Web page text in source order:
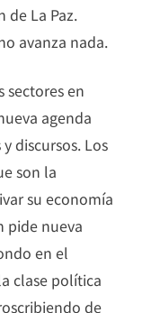
de La Paz.
avanza nada.
sectores en
agenda
discursos. Los
son la
su economía
pide nueva
en el
clase política
de